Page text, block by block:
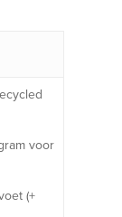
voor
(+